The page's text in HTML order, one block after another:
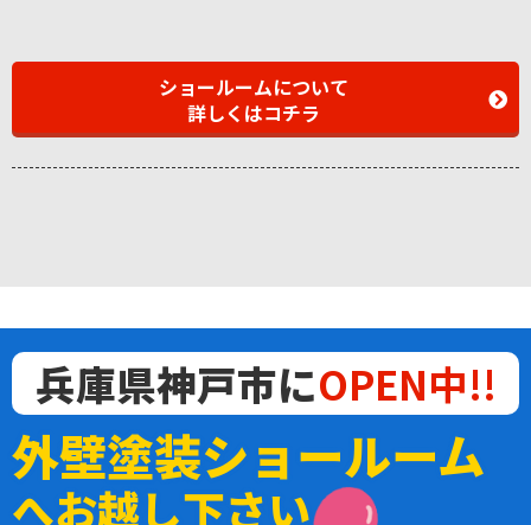
ショールームについて
詳しくはコチラ
兵庫県神戸市にOPEN中!!
外壁塗装ショールーム
へお越し下さい